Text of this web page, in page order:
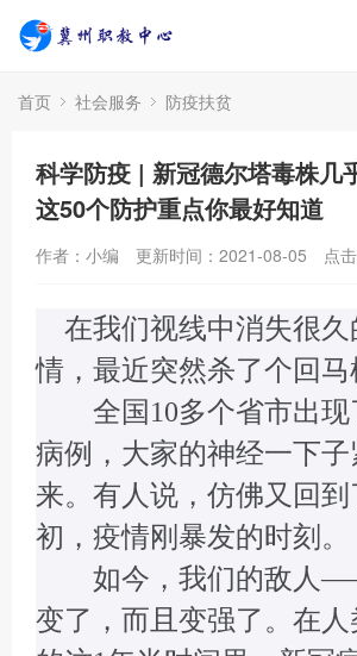
首页 社会服务 防疫扶贫
科学防疫 | 新冠德尔塔毒株几
这50个防护重点你最好知道
作者：小编 更新时间：2021-08-05 点
在我们视线中消失很久
情，最近突然杀了个回马
全国10多个省市出现
病例，大家的神经一下子
来。有人说，仿佛又回到
初，疫情刚暴发的时刻。
如今，我们的敌人
变了，而且变强了。在